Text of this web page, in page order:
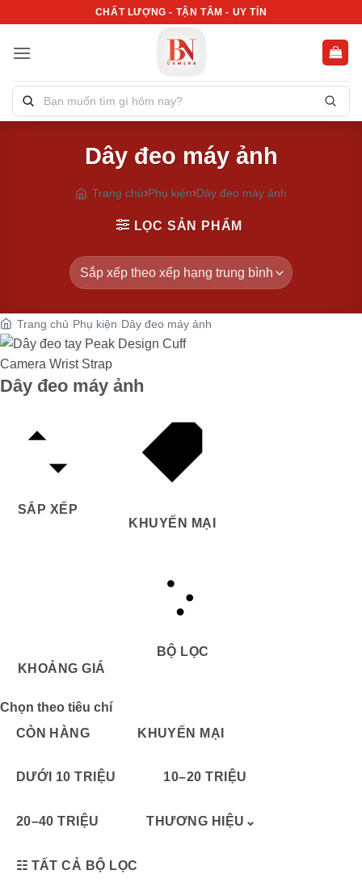
nội
CHẤT LƯỢNG - TẬN TÂM - UY TÍN
Tìm
kiếm
Dây đeo máy ảnh
Trang chủ Phụ kiện Dây đeo máy ảnh
LỌC SẢN PHẨM
Trang chủ Phụ kiện Dây đeo máy ảnh
Dây đeo máy ảnh
SẮP XẾP
KHUYẾN MẠI
KHOẢNG GIÁ
BỘ LỌC
Chọn theo tiêu chí
CÒN HÀNG
KHUYẾN MẠI
DƯỚI 10 TRIỆU 10–20 TRIỆU
20–40 TRIỆU THƯƠNG HIỆU ⌄
☷ TẤT CẢ BỘ LỌC